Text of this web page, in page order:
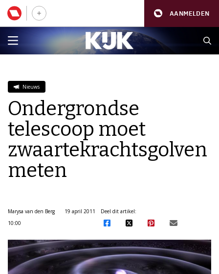
AANMELDEN
Nieuws
Ondergrondse
telescoop moet
zwaartekrachtsgolven
meten
Marysa van den Berg
19 april 2011
10:00
Deel dit artikel: